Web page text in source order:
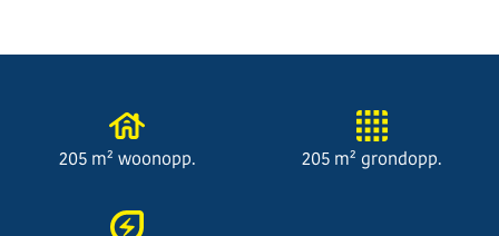
205 m² woonopp. 205 m² grondopp.